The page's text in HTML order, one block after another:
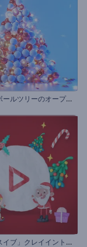
ク
リスマスボールツリーのオープニング動画
「
クリスマスイブ」クレイイントロ動画